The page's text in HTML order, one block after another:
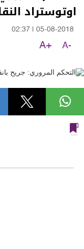
اوتوستراد
05-08-2018
02:37
A-
A+